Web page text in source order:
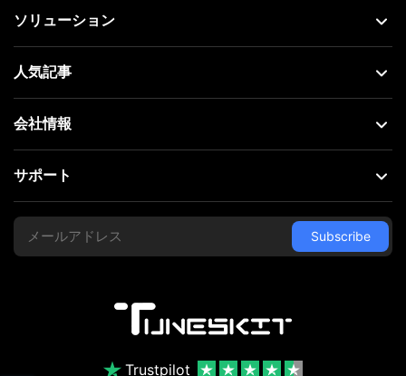
Trustpilot
ソリューション
人気記事
会社情報
サポート